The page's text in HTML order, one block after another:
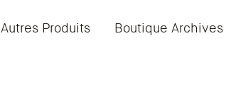
Autres Produits Boutique Archives